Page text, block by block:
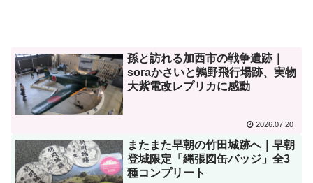
孫と訪れる加西市の戦争遺跡｜
soraかさいと鶉野飛行場跡、実物
大紫電改レプリカに感動
2026.07.20
またまた早朝の竹田城跡へ｜早朝
登城限定「縄張図缶バッジ」全3
種コンプリート